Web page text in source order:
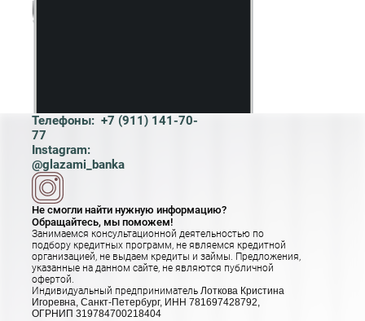
Телефоны: +7 (911) 141-70-
77
Instagram:
@glazami_banka
Не смогли найти нужную информацию?
Обращайтесь, мы поможем!
Занимаемся консультационной деятельностью по
подбору кредитных программ, не являемся кредитной
организацией, не выдаем кредиты и займы. Предложения,
указанные на данном сайте, не являются публичной
офертой.
Индивидуальный предприниматель Лоткова Кристина
Игоревна, Санкт-Петербург, ИНН 781697428792,
ОГРНИП 319784700218404